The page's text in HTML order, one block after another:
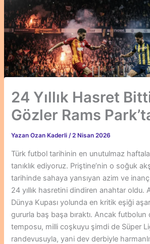
24 Yıllık Hasret
Gözler Rams
Yazan Ozan Kaderli/2 Nisan 2026
Türk futbol tarihinin en unutulmaz
tanıklık ediyoruz. Priştine’nin o soğuk
tarihinde sahaya yansıyan azim ve
24 yıllık hasretini dindiren anahtar oldu.
Dünya Kupası yolunda en kritik eşiği
gururla baş başa bıraktı. Ancak
temposu, milli coşkuyu şimdi de Süper
randevusuyla, yani dev derbiyle